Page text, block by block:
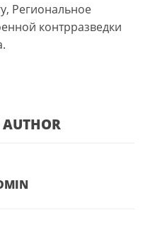
Региональное
контрразведки